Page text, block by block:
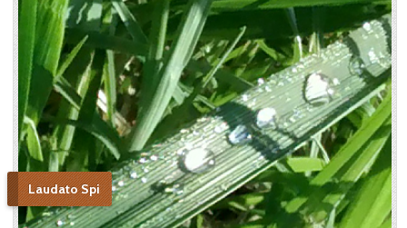
Laudato Spi